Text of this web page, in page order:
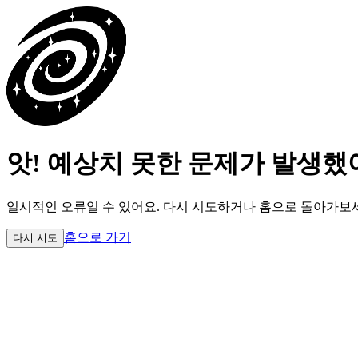
앗! 예상치 못한 문제가 발생했
일시적인 오류일 수 있어요. 다시 시도하거나 홈으로 돌아가보
다시 시도 홈으로 가기